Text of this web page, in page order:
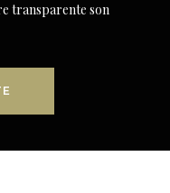
transparente son